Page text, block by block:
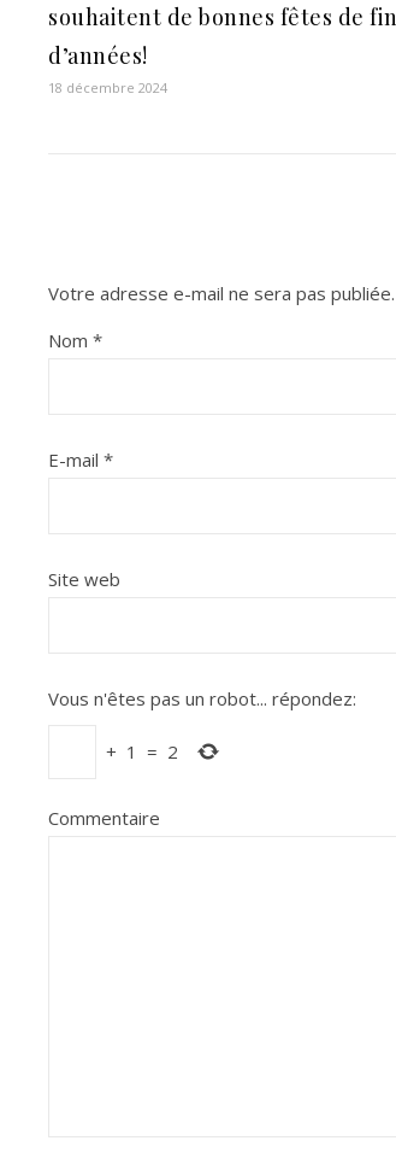
souhaitent de bonnes fêtes de fin
d’années!
18 décembre 2024
Votre adresse e-mail ne sera pas publiée.
Nom *
E-mail *
Site web
Vous n'êtes pas un robot... répondez:
+ 1 = 2
Commentaire